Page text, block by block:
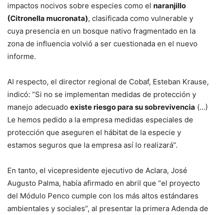
impactos nocivos sobre especies como el naranjillo
(Citronella mucronata), clasificada como vulnerable y
cuya presencia en un bosque nativo fragmentado en la
zona de influencia volvió a ser cuestionada en el nuevo
informe.
Al respecto, el director regional de Cobaf, Esteban Krause,
indicó: “Si no se implementan medidas de protección y
manejo adecuado existe riesgo para su sobrevivencia (…)
Le hemos pedido a la empresa medidas especiales de
protección que aseguren el hábitat de la especie y
estamos seguros que la empresa así lo realizará”.
En tanto, el vicepresidente ejecutivo de Aclara, José
Augusto Palma, había afirmado en abril que “el proyecto
del Módulo Penco cumple con los más altos estándares
ambientales y sociales”, al presentar la primera Adenda de